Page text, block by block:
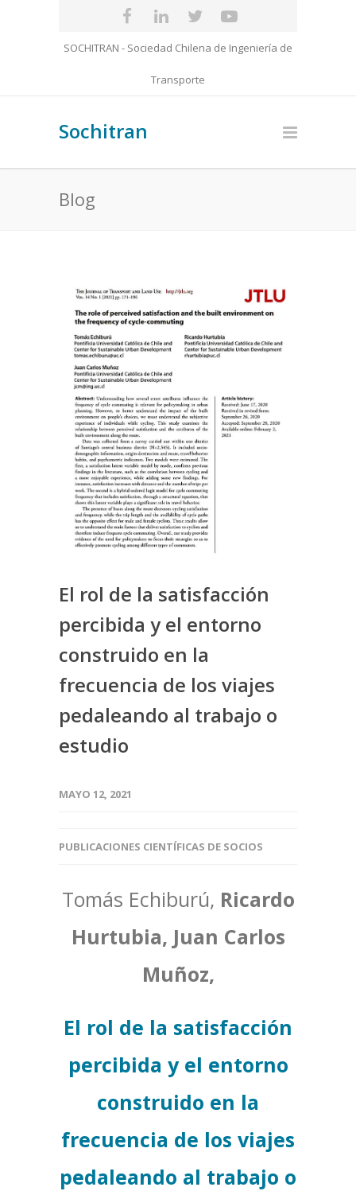
SOCHITRAN - Sociedad Chilena de Ingeniería de
Transporte
Sochitran
Blog
El rol de la satisfacción
percibida y el entorno
construido en la
frecuencia de los viajes
pedaleando al trabajo o
estudio
MAYO 12, 2021
PUBLICACIONES CIENTÍFICAS DE SOCIOS
Tomás Echiburú, Ricardo
Hurtubia, Juan Carlos
Muñoz,
El rol de la satisfacción
percibida y el entorno
construido en la
frecuencia de los viajes
pedaleando al trabajo o